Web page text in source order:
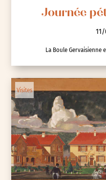
Journée
La Boule Gervaisienne
Visites